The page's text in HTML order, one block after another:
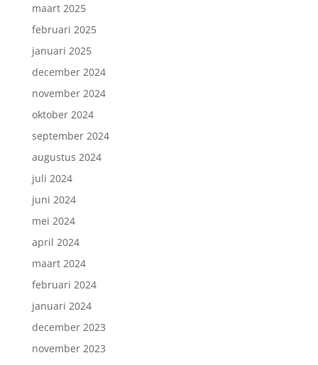
maart 2025
februari 2025
januari 2025
december 2024
november 2024
oktober 2024
september 2024
augustus 2024
juli 2024
juni 2024
mei 2024
april 2024
maart 2024
februari 2024
januari 2024
december 2023
november 2023